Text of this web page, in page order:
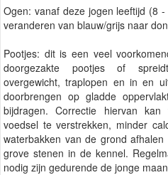
Ogen: vanaf deze jogen leeftijd (8
veranderen van blauw/grijs naar
Pootjes: dit is een veel
doorgezakte pootjes of
overgewicht, traplopen en in en
doorbrengen op gladde
bijdragen. Correctie hiervan
voedsel te verstrekken, minder
waterbakken van de grond
grove stenen in de kennel.
nodig zijn gedurende de jonge